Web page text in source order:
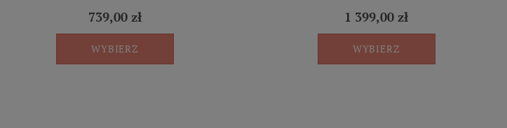
739,00 zł
WYBIERZ
1 399,00 zł
WYBIERZ